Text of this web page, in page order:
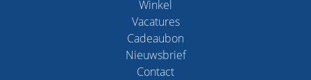
Winkel
Vacatures
Cadeaubon
Nieuwsbrief
Contact